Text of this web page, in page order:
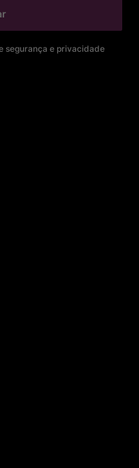
segurança e privacidade